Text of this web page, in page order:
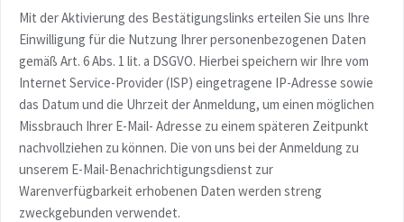
Mit der Aktivierung des Bestätigungslinks erteilen Sie uns Ihre
Einwilligung für die Nutzung Ihrer personenbezogenen Daten
gemäß Art. 6 Abs. 1 lit. a DSGVO. Hierbei speichern wir Ihre vom
Internet Service-Provider (ISP) eingetragene IP-Adresse sowie
das Datum und die Uhrzeit der Anmeldung, um einen möglichen
Missbrauch Ihrer E-Mail- Adresse zu einem späteren Zeitpunkt
nachvollziehen zu können. Die von uns bei der Anmeldung zu
unserem E-Mail-Benachrichtigungsdienst zur
Warenverfügbarkeit erhobenen Daten werden streng
zweckgebunden verwendet.